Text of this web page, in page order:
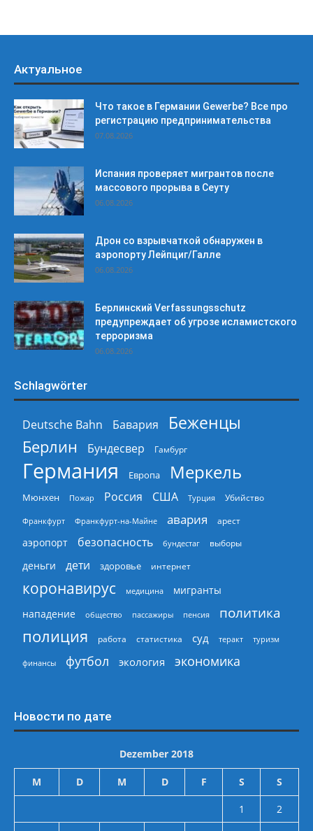
Актуальное
Что такое в Германии Gewerbe? Все про
регистрацию предпринимательства
07.08.2026
Испания проверяет мигрантов после
массового прорыва в Сеуту
06.08.2026
Дрон со взрывчаткой обнаружен в
аэропорту Лейпциг/Галле
06.08.2026
Берлинский Verfassungsschutz
предупреждает об угрозе исламистского
терроризма
06.08.2026
Schlagwörter
Deutsche Bahn Бавария
Беженцы
Берлин
Бундесвер Гамбург
Германия Европа Меркель
Мюнхен Пожар Россия США Турция Убийство
Франкфурт Франкфурт-на-Майне авария арест
аэропорт безопасность бундестаг выборы
деньги дети здоровье интернет
коронавирус медицина
мигранты
нападение
общество пассажиры пенсия политика
полиция работа статистика суд теракт туризм
финансы футбол экология экономика
Новости по дате
Dezember 2018
M D M D F S S
1
2